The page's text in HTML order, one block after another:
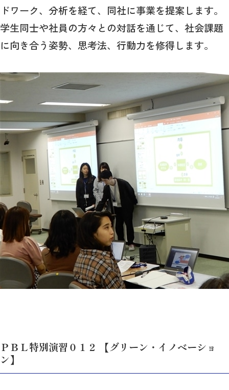
ドワーク、分析を経て、同社に事業を提案します。
学生同士や社員の方々との対話を通じて、社会課題
に向き合う姿勢、思考法、行動力を修得します。
ＰＢＬ特別演習０１２ 【グリーン・イノベーショ
ン】